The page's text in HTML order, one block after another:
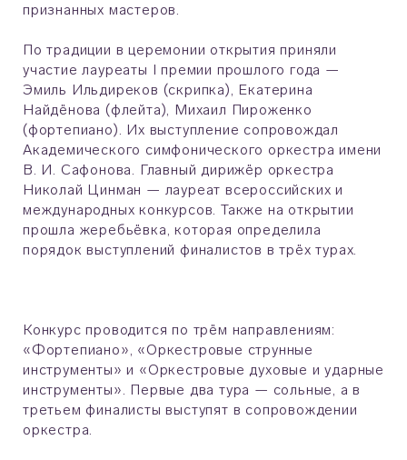
признанных мастеров.
По традиции в церемонии открытия приняли
участие лауреаты I премии прошлого года —
Эмиль Ильдиреков (скрипка), Екатерина
Найдёнова (флейта), Михаил Пироженко
(фортепиано). Их выступление сопровождал
Академического симфонического оркестра имени
В. И. Сафонова. Главный дирижёр оркестра
Николай Цинман — лауреат всероссийских и
международных конкурсов. Также на открытии
прошла жеребьёвка, которая определила
порядок выступлений финалистов в трёх турах.
Конкурс проводится по трём направлениям:
«Фортепиано», «Оркестровые струнные
инструменты» и «Оркестровые духовые и ударные
инструменты». Первые два тура — сольные, а в
третьем финалисты выступят в сопровождении
оркестра.